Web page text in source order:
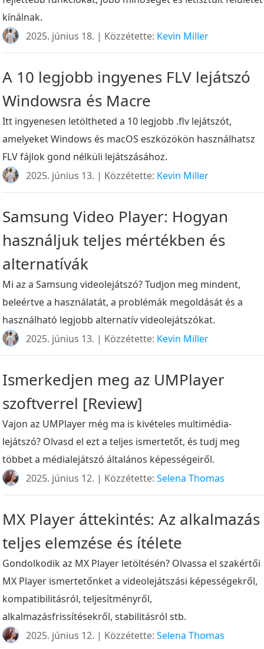
kínálnak.
2025. június 18. | Közzétette: Kevin Miller
A 10 legjobb ingyenes FLV lejátszó
Windowsra és Macre
Itt ingyenesen letöltheted a 10 legjobb .flv lejátszót,
amelyeket Windows és macOS eszközökön használhatsz
FLV fájlok gond nélküli lejátszásához.
2025. június 13. | Közzétette: Kevin Miller
Samsung Video Player: Hogyan
használjuk teljes mértékben és
alternatívák
Mi az a Samsung videolejátszó? Tudjon meg mindent,
beleértve a használatát, a problémák megoldását és a
használható legjobb alternatív videolejátszókat.
2025. június 13. | Közzétette: Kevin Miller
Ismerkedjen meg az UMPlayer
szoftverrel [Review]
Vajon az UMPlayer még ma is kivételes multimédia-
lejátszó? Olvasd el ezt a teljes ismertetőt, és tudj meg
többet a médialejátszó általános képességeiről.
2025. június 12. | Közzétette:Selena Thomas
MX Player áttekintés: Az alkalmazás
teljes elemzése és ítélete
Gondolkodik az MX Player letöltésén? Olvassa el szakértői
MX Player ismertetőnket a videolejátszási képességekről,
kompatibilitásról, teljesítményről,
alkalmazásfrissítésekről, stabilitásról stb.
2025. június 12. | Közzétette:Selena Thomas